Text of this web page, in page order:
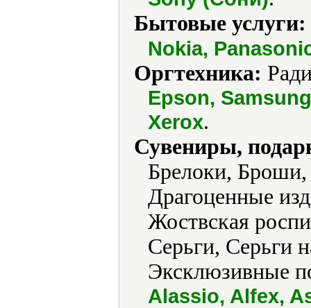
Бытовые услуги:
Nokia,
Оргтехника:
Epson,
Xerox.
Сувениры,
Брелоки, Броши,
Драгоценные
Жоствская
Серьги, Серьги
Эксклюзивные
Alassio, Alfex,